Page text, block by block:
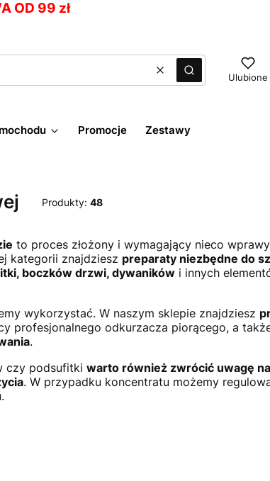
OD 99 zł
WyczyśćSzukaj Ulubione
Promocje Zestawy
Produkty: 48
to proces złożony i wymagający nieco
kategorii znajdziesz preparaty niezbędne do
boczków drzwi, dywaników i innych
wykorzystać. W naszym sklepie znajdziesz
profesjonalnego odkurzacza piorącego, a
.
czy podsufitki warto również zwrócić uwagę
. W przypadku koncentratu możemy